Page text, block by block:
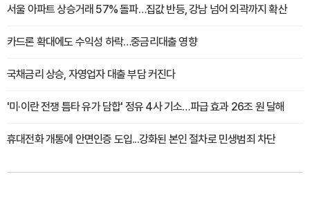
서울 아파트 상승거래 57% 돌파…집값 반등, 강남 넘어 외곽까지 확산
카드론 확대에도 수익성 하락…중금리대출 영향
국채금리 상승, 자영업자 대출 부담 커진다
'미·이란 전쟁 틈타 유가 담합' 정유 4사 기소…파급 효과 26조 원 달해
휴대전화 개통에 안면인증 도입...강화된 본인 절차로 민생범죄 차단